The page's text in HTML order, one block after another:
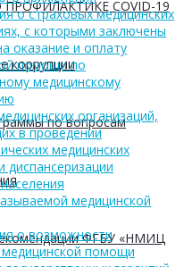
COVID-19
коррупции
по вопросам
ФГБУ «НМИЦ
о страховых медицинских
с которыми заключены
оказание и оплату
помощи по
медицинскому
организаций,
в проведении
медицинских
диспансеризации
медицинской
о возможности
медицинской помощи